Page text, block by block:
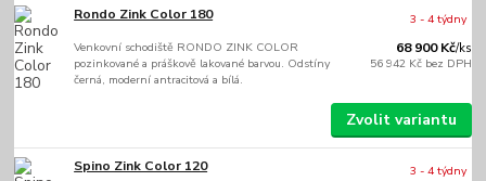
Rondo Zink Color 180
Venkovní schodiště RONDO ZINK COLOR
pozinkované a práškově lakované barvou. Odstíny
černá, moderní antracitová a bílá.
68 900 Kč/ks
56 942 Kč bez DPH
3 - 4 týdny
Zvolit variantu
Spino Zink Color 120 3 - 4 týdny